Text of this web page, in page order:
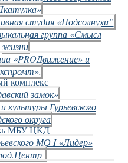
студия «Подсолнухи”
группа «Смысл
жизни
«PROДвижение» и
комплекс
замок»
культуры Гурьевского
округа
МБУ ЦКД
МО I «Лидер»